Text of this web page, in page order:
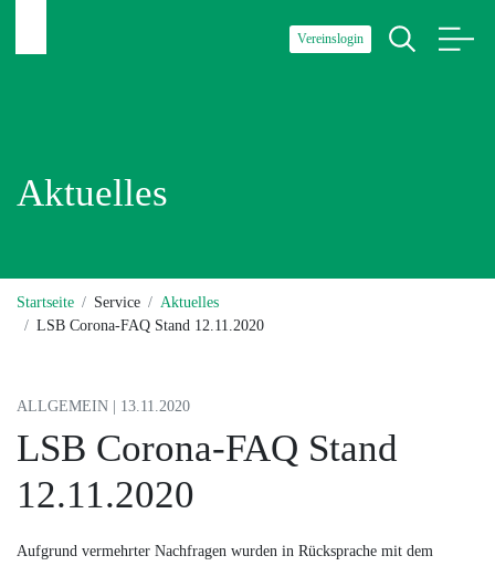
Vereinslogin
Aktuelles
Startseite Service
Aktuelles
LSB Corona-FAQ Stand 12.11.2020
ALLGEMEIN | 13.11.2020
LSB Corona-FAQ Stand
12.11.2020
Aufgrund vermehrter Nachfragen wurden in Rücksprache mit dem